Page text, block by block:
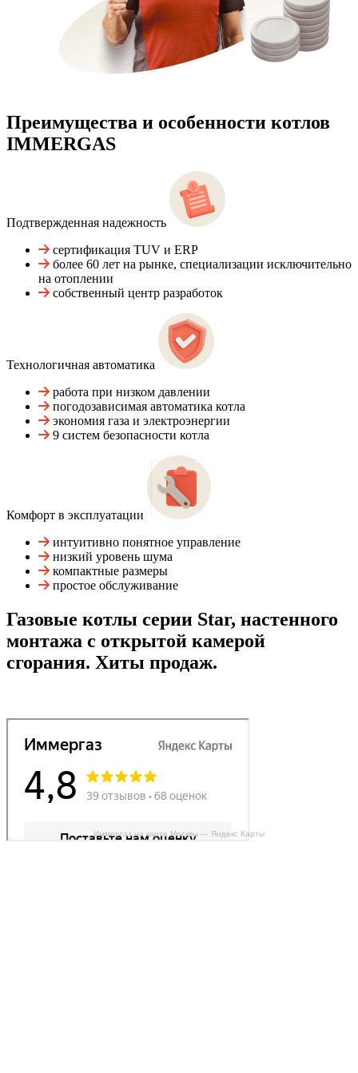
Преимущества и особенности котлов
IMMERGAS
Подтвержденная надежность
сертификация TUV и ERP
более 60 лет на рынке, специализации исключительно
на отоплении
собственный центр разработок
Технологичная автоматика
работа при низком давлении
погодозависимая автоматика котла
экономия газа и электроэнергии
9 систем безопасности котла
Комфорт в эксплуатации
интуитивно понятное управление
низкий уровень шума
компактные размеры
простое обслуживание
Газовые котлы серии Star, настенного
монтажа с открытой камерой
сгорания. Хиты продаж.
Иммергаз на карте Москвы — Яндекс Карты